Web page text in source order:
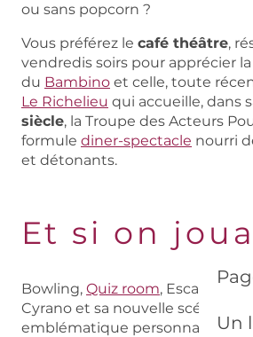
Un
ou sans popcorn ?
Vous préférez le café théâtre,
vendredis soirs pour apprécier
du Bambino et celle, toute
Le Richelieu qui accueille, dans
siècle, la Troupe des Acteurs
formule diner-spectacle nourri
et détonants.
Et si on
Bowling, Quiz room, Escape
Cyrano et sa nouvelle
emblématique personnage (